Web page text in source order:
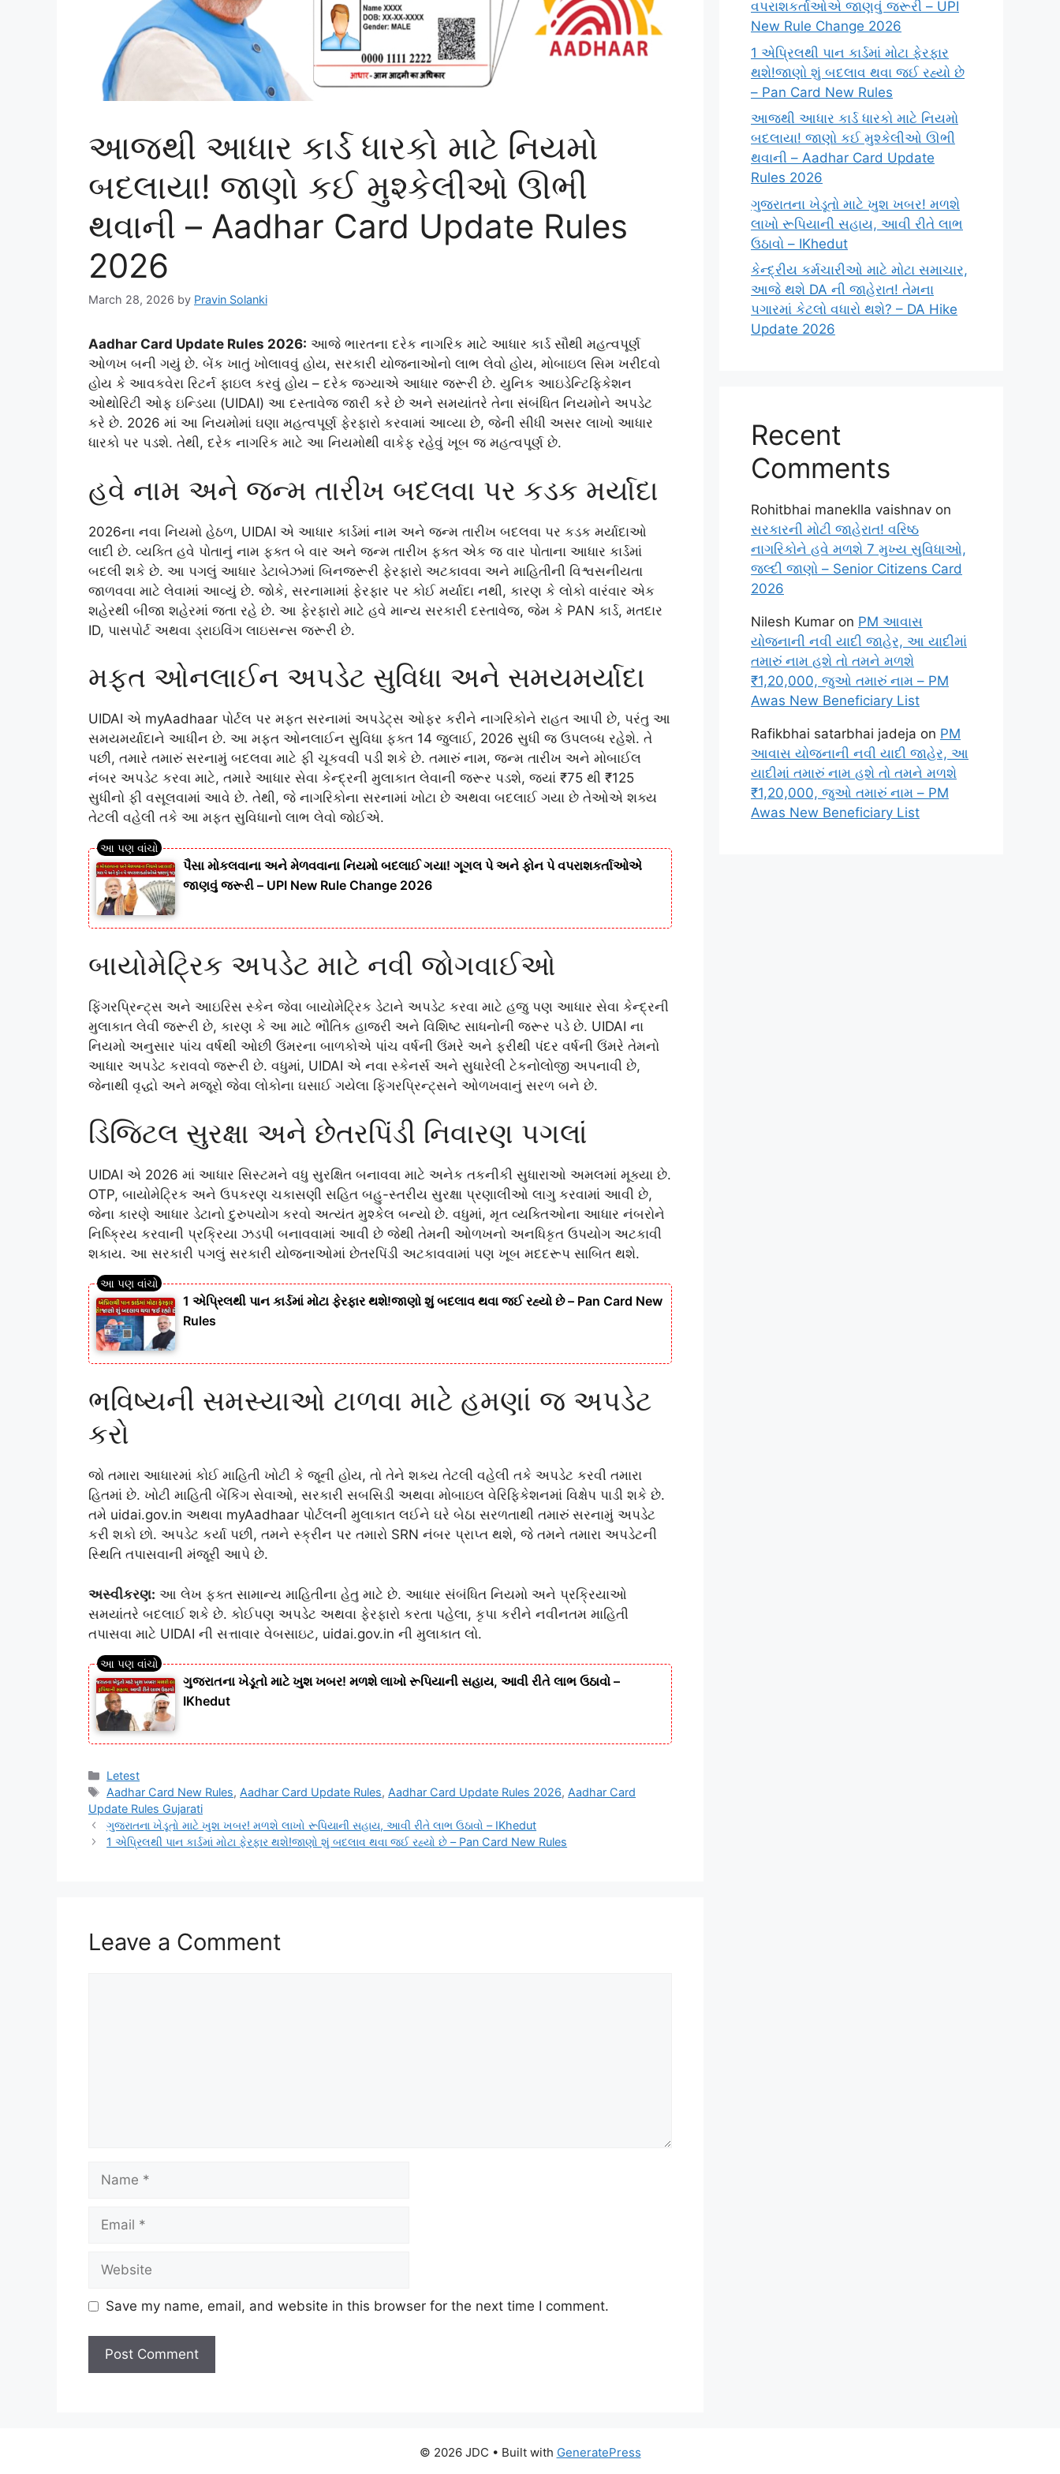
આજથી આધાર કાર્ડ ધારકો માટે નિયમો
બદલાયા! જાણો કઈ મુશ્કેલીઓ ઊભી
થવાની – Aadhar Card Update Rules
2026
March 28, 2026 by Pravin Solanki
Aadhar Card Update Rules 2026: આજે ભારતના દરેક નાગરિક માટે આધાર કાર્ડ સૌથી મહત્વપૂર્ણ
ઓળખ બની ગયું છે. બેંક ખાતું ખોલાવવું હોય, સરકારી યોજનાઓનો લાભ લેવો હોય, મોબાઇલ સિમ ખરીદવો
હોય કે આવકવેરા રિટર્ન ફાઇલ કરવું હોય – દરેક જગ્યાએ આધાર જરૂરી છે. યુનિક આઇડેન્ટિફિકેશન
ઓથોરિટી ઓફ ઇન્ડિયા (UIDAI) આ દસ્તાવેજ જારી કરે છે અને સમયાંતરે તેના સંબંધિત નિયમોને અપડેટ
કરે છે. 2026 માં આ નિયમોમાં ઘણા મહત્વપૂર્ણ ફેરફારો કરવામાં આવ્યા છે, જેની સીધી અસર લાખો આધાર
ધારકો પર પડશે. તેથી, દરેક નાગરિક માટે આ નિયમોથી વાકેફ રહેવું ખૂબ જ મહત્વપૂર્ણ છે.
હવે નામ અને જન્મ તારીખ બદલવા પર કડક મર્યાદા
2026ના નવા નિયમો હેઠળ, UIDAI એ આધાર કાર્ડમાં નામ અને જન્મ તારીખ બદલવા પર કડક મર્યાદાઓ
લાદી છે. વ્યક્તિ હવે પોતાનું નામ ફક્ત બે વાર અને જન્મ તારીખ ફક્ત એક જ વાર પોતાના આધાર કાર્ડમાં
બદલી શકે છે. આ પગલું આધાર ડેટાબેઝમાં બિનજરૂરી ફેરફારો અટકાવવા અને માહિતીની વિશ્વસનીયતા
જાળવવા માટે લેવામાં આવ્યું છે. જોકે, સરનામામાં ફેરફાર પર કોઈ મર્યાદા નથી, કારણ કે લોકો વારંવાર એક
શહેરથી બીજા શહેરમાં જતા રહે છે. આ ફેરફારો માટે હવે માન્ય સરકારી દસ્તાવેજ, જેમ કે PAN કાર્ડ, મતદાર
ID, પાસપોર્ટ અથવા ડ્રાઇવિંગ લાઇસન્સ જરૂરી છે.
મફત ઓનલાઈન અપડેટ સુવિધા અને સમયમર્યાદા
UIDAI એ myAadhaar પોર્ટલ પર મફત સરનામાં અપડેટ્સ ઓફર કરીને નાગરિકોને રાહત આપી છે, પરંતુ આ
સમયમર્યાદાને આધીન છે. આ મફત ઓનલાઈન સુવિધા ફક્ત 14 જુલાઈ, 2026 સુધી જ ઉપલબ્ધ રહેશે. તે
પછી, તમારે તમારું સરનામું બદલવા માટે ફી ચૂકવવી પડી શકે છે. તમારું નામ, જન્મ તારીખ અને મોબાઈલ
નંબર અપડેટ કરવા માટે, તમારે આધાર સેવા કેન્દ્રની મુલાકાત લેવાની જરૂર પડશે, જ્યાં ₹75 થી ₹125
સુધીનો ફી વસૂલવામાં આવે છે. તેથી, જે નાગરિકોના સરનામાં ખોટા છે અથવા બદલાઈ ગયા છે તેઓએ શક્ય
તેટલી વહેલી તકે આ મફત સુવિધાનો લાભ લેવો જોઈએ.
પૈસા મોકલવાના અને મેળવવાના નિયમો બદલાઈ ગયા! ગૂગલ પે અને ફોન પે વપરાશકર્તાઓએ
જાણવું જરૂરી – UPI New Rule Change 2026
બાયોમેટ્રિક અપડેટ માટે નવી જોગવાઈઓ
ફિંગરપ્રિન્ટ્સ અને આઇરિસ સ્કેન જેવા બાયોમેટ્રિક ડેટાને અપડેટ કરવા માટે હજુ પણ આધાર સેવા કેન્દ્રની
મુલાકાત લેવી જરૂરી છે, કારણ કે આ માટે ભૌતિક હાજરી અને વિશિષ્ટ સાધનોની જરૂર પડે છે. UIDAI ના
નિયમો અનુસાર પાંચ વર્ષથી ઓછી ઉંમરના બાળકોએ પાંચ વર્ષની ઉંમરે અને ફરીથી પંદર વર્ષની ઉંમરે તેમનો
આધાર અપડેટ કરાવવો જરૂરી છે. વધુમાં, UIDAI એ નવા સ્કેનર્સ અને સુધારેલી ટેકનોલોજી અપનાવી છે,
જેનાથી વૃદ્ધો અને મજૂરો જેવા લોકોના ઘસાઈ ગયેલા ફિંગરપ્રિન્ટ્સને ઓળખવાનું સરળ બને છે.
ડિજિટલ સુરક્ષા અને છેતરપિંડી નિવારણ પગલાં
UIDAI એ 2026 માં આધાર સિસ્ટમને વધુ સુરક્ષિત બનાવવા માટે અનેક તકનીકી સુધારાઓ અમલમાં મૂક્યા છે.
OTP, બાયોમેટ્રિક અને ઉપકરણ ચકાસણી સહિત બહુ-સ્તરીય સુરક્ષા પ્રણાલીઓ લાગુ કરવામાં આવી છે,
જેના કારણે આધાર ડેટાનો દુરુપયોગ કરવો અત્યંત મુશ્કેલ બન્યો છે. વધુમાં, મૃત વ્યક્તિઓના આધાર નંબરોને
નિષ્ક્રિય કરવાની પ્રક્રિયા ઝડપી બનાવવામાં આવી છે જેથી તેમની ઓળખનો અનધિકૃત ઉપયોગ અટકાવી
શકાય. આ સરકારી પગલું સરકારી યોજનાઓમાં છેતરપિંડી અટકાવવામાં પણ ખૂબ મદદરૂપ સાબિત થશે.
1 એપ્રિલથી પાન કાર્ડમાં મોટા ફેરફાર થશે!જાણો શું બદલાવ થવા જઈ રહ્યો છે – Pan Card New
Rules
ભવિષ્યની સમસ્યાઓ ટાળવા માટે હમણાં જ અપડેટ
કરો
જો તમારા આધારમાં કોઈ માહિતી ખોટી કે જૂની હોય, તો તેને શક્ય તેટલી વહેલી તકે અપડેટ કરવી તમારા
હિતમાં છે. ખોટી માહિતી બેંકિંગ સેવાઓ, સરકારી સબસિડી અથવા મોબાઇલ વેરિફિકેશનમાં વિક્ષેપ પાડી શકે છે.
તમે uidai.gov.in અથવા myAadhaar પોર્ટલની મુલાકાત લઈને ઘરે બેઠા સરળતાથી તમારું સરનામું અપડેટ
કરી શકો છો. અપડેટ કર્યા પછી, તમને સ્ક્રીન પર તમારો SRN નંબર પ્રાપ્ત થશે, જે તમને તમારા અપડેટની
સ્થિતિ તપાસવાની મંજૂરી આપે છે.
અસ્વીકરણ: આ લેખ ફક્ત સામાન્ય માહિતીના હેતુ માટે છે. આધાર સંબંધિત નિયમો અને પ્રક્રિયાઓ
સમયાંતરે બદલાઈ શકે છે. કોઈપણ અપડેટ અથવા ફેરફારો કરતા પહેલા, કૃપા કરીને નવીનતમ માહિતી
તપાસવા માટે UIDAI ની સત્તાવાર વેબસાઇટ, uidai.gov.in ની મુલાકાત લો.
ગુજરાતના ખેડૂતો માટે ખુશ ખબર! મળશે લાખો રૂપિયાની સહાય, આવી રીતે લાભ ઉઠાવો –
IKhedut
Categories
Letest
Tags
Aadhar Card New Rules, Aadhar Card Update Rules, Aadhar Card Update Rules 2026, Aadhar Card
Update Rules Gujarati
ગુજરાતના ખેડૂતો માટે ખુશ ખબર! મળશે લાખો રૂપિયાની સહાય, આવી રીતે લાભ ઉઠાવો – IKhedut
1 એપ્રિલથી પાન કાર્ડમાં મોટા ફેરફાર થશે!જાણો શું બદલાવ થવા જઈ રહ્યો છે – Pan Card New Rules
Leave a Comment
Save my name, email, and website in this browser for the next time I comment.
વપરાશકર્તાઓએ જાણવું જરૂરી – UPI
New Rule Change 2026
1 એપ્રિલથી પાન કાર્ડમાં મોટા ફેરફાર
થશે!જાણો શું બદલાવ થવા જઈ રહ્યો છે
– Pan Card New Rules
આજથી આધાર કાર્ડ ધારકો માટે નિયમો
બદલાયા! જાણો કઈ મુશ્કેલીઓ ઊભી
થવાની – Aadhar Card Update
Rules 2026
ગુજરાતના ખેડૂતો માટે ખુશ ખબર! મળશે
લાખો રૂપિયાની સહાય, આવી રીતે લાભ
ઉઠાવો – IKhedut
કેન્દ્રીય કર્મચારીઓ માટે મોટા સમાચાર,
આજે થશે DA ની જાહેરાત! તેમના
પગારમાં કેટલો વધારો થશે? – DA Hike
Update 2026
Recent
Comments
Rohitbhai maneklla vaishnav on
સરકારની મોટી જાહેરાત! વરિષ્ઠ
નાગરિકોને હવે મળશે 7 મુખ્ય સુવિધાઓ,
જલ્દી જાણો – Senior Citizens Card
2026
Nilesh Kumar on PM આવાસ
યોજનાની નવી યાદી જાહેર, આ યાદીમાં
તમારું નામ હશે તો તમને મળશે
₹1,20,000, જુઓ તમારું નામ – PM
Awas New Beneficiary List
Rafikbhai satarbhai jadeja on PM
આવાસ યોજનાની નવી યાદી જાહેર, આ
યાદીમાં તમારું નામ હશે તો તમને મળશે
₹1,20,000, જુઓ તમારું નામ – PM
Awas New Beneficiary List
© 2026 JDC • Built with GeneratePress